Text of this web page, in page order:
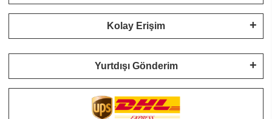
Kolay Erişim
Yurtdışı Gönderim